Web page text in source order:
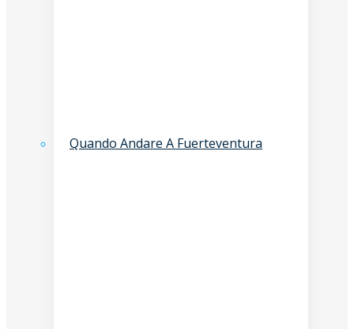
Quando Andare A Fuerteventura